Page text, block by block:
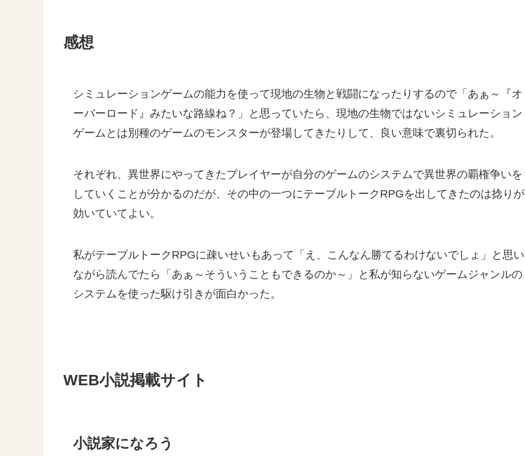
感想
シミュレーションゲームの能力を使って現地の生物と戦闘になったりするので「あぁ～『オ
ーバーロード』みたいな路線ね？」と思っていたら、現地の生物ではないシミュレーション
ゲームとは別種のゲームのモンスターが登場してきたりして、良い意味で裏切られた。
それぞれ、異世界にやってきたプレイヤーが自分のゲームのシステムで異世界の覇権争いを
していくことが分かるのだが、その中の一つにテーブルトークRPGを出してきたのは捻りが
効いていてよい。
私がテーブルトークRPGに疎いせいもあって「え、こんなん勝てるわけないでしょ」と思い
ながら読んでたら「あぁ～そういうこともできるのか～」と私が知らないゲームジャンルの
システムを使った駆け引きが面白かった。
WEB小説掲載サイト
小説家になろう